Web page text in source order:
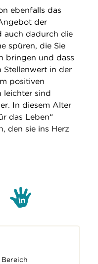
ebenfalls das
der
auch dadurch die
spüren, die Sie
bringen und dass
Stellenwert in der
positiven
leichter sind
In diesem Alter
das Leben“
den sie ins Herz